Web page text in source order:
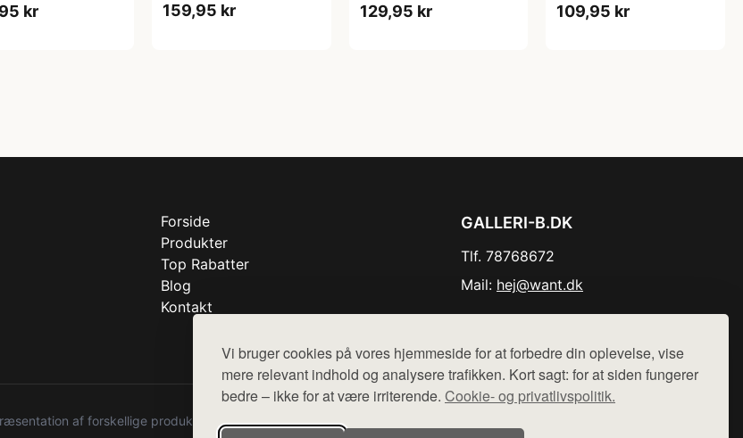
Vi bruger cookies på vores hjemmeside for at forbedre din oplevelse, vise
mere relevant indhold og analysere trafikken. Kort sagt: for at siden fungerer
bedre – ikke for at være irriterende. Cookie- og privatlivspolitik.
kr 159,95 kr 129,95 kr 109,95 kr
Forside
Produkter
Top Rabatter
Blog
Kontakt
GALLERI-B.DK
Tlf. 78768672
Mail: hej@want.dk
af forskellige produkter fra diverse webshops. Der sælges ikke varer fra denne side - vi henviser til de shops,